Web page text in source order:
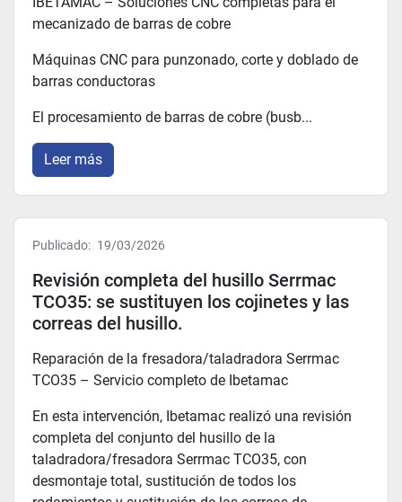
mecanizado de barras de cobre
Máquinas CNC para punzonado, corte y doblado de
barras conductoras
El procesamiento de barras de cobre (busb...
Leer más
Publicado: 19/03/2026
Revisión completa del husillo Serrmac
TCO35: se sustituyen los cojinetes y las
correas del husillo.
Reparación de la fresadora/taladradora Serrmac
TCO35 – Servicio completo de Ibetamac
En esta intervención, Ibetamac realizó una revisión
completa del conjunto del husillo de la
taladradora/fresadora Serrmac TCO35, con
desmontaje total, sustitución de todos los